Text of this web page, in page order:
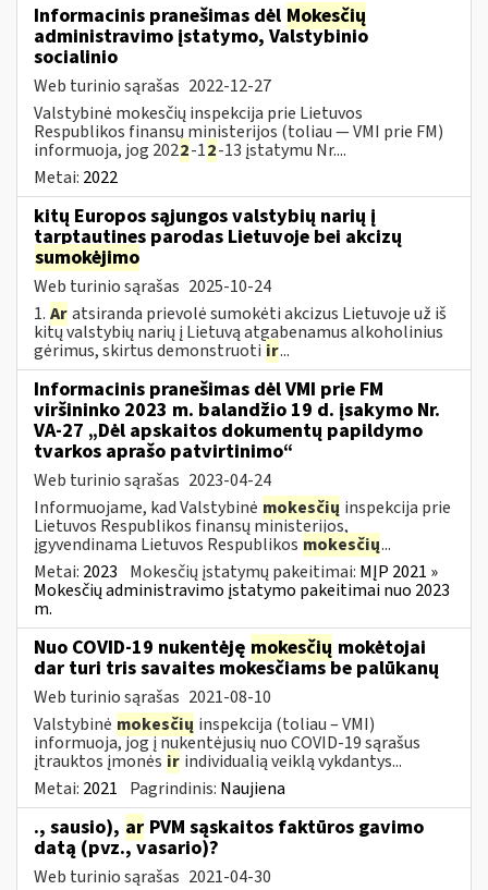
Informacinis pranešimas dėl Mokesčių
administravimo įstatymo, Valstybinio
socialinio
Web turinio sąrašas 2022-12-27
Valstybinė mokesčių inspekcija prie Lietuvos
Respublikos finansų ministerijos (toliau — VMI prie FM)
informuoja, jog 2022-12-13 įstatymu Nr....
Metai: 2022
kitų Europos sąjungos valstybių narių į
tarptautines parodas Lietuvoje bei akcizų
sumokėjimo
Web turinio sąrašas 2025-10-24
1. Aratsiranda prievolė sumokėti akcizus Lietuvoje už iš
kitų valstybių narių į Lietuvą atgabenamus alkoholinius
gėrimus, skirtus demonstruoti ir...
Informacinis pranešimas dėl VMI prie FM
viršininko 2023 m. balandžio 19 d. įsakymo Nr.
VA-27 „Dėl apskaitos dokumentų papildymo
tvarkos aprašo patvirtinimo“
Web turinio sąrašas 2023-04-24
Informuojame, kad Valstybinė mokesčių inspekcija prie
Lietuvos Respublikos finansų ministerijos,
įgyvendinama Lietuvos Respublikos mokesčių...
Metai: 2023 Mokesčių įstatymų pakeitimai: MĮP 2021 »
Mokesčių administravimo įstatymo pakeitimai nuo 2023
m.
Nuo COVID-19 nukentėję mokesčių mokėtojai
dar turi tris savaites mokesčiams be palūkanų
Web turinio sąrašas 2021-08-10
Valstybinė mokesčių inspekcija (toliau – VMI)
informuoja, jog į nukentėjusių nuo COVID-19 sąrašus
įtrauktos įmonės ir individualią veiklą vykdantys...
Metai: 2021 Pagrindinis: Naujiena
., sausio), ar PVM sąskaitos faktūros gavimo
datą (pvz., vasario)?
Web turinio sąrašas 2021-04-30